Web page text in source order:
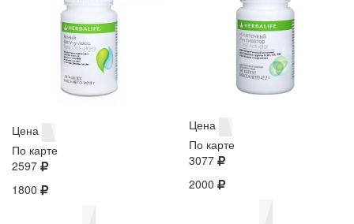
Цена
По карте
2597
1800
Цена
По карте
3077
2000